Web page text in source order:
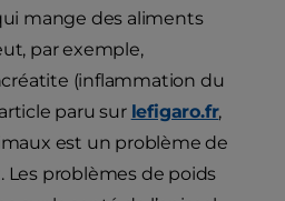
mange des aliments
par exemple,
(inflammation du
paru sur lefigaro.fr,
est un problème de
Les problèmes de poids